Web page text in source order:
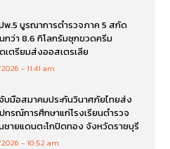
พ.5 บูรณาการตำรวจภาค 5 สกัด
กว่า 8.6 กิโลกรัมซุกขวดครีม
เตรียมส่งออสเตรเลีย
11:41 am
บมือสมาคมประกันวินาศภัยไทยส่ง
กรณ์การศึกษาแก่โรงเรียนตำรวจ
นชายแดนตะโกปิดทอง จังหวัดราชบุรี
10:52 am